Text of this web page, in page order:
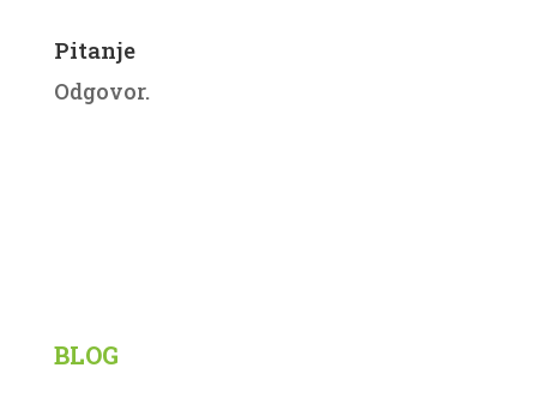
Pitanje
Odgovor.
BLOG